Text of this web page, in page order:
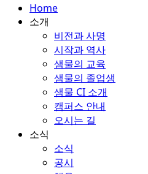
Home
소개
비전과 사명
시작과 역사
샘물의 교육
샘물의 졸업생
샘물 CI 소개
캠퍼스 안내
오시는 길
소식
소식
공시